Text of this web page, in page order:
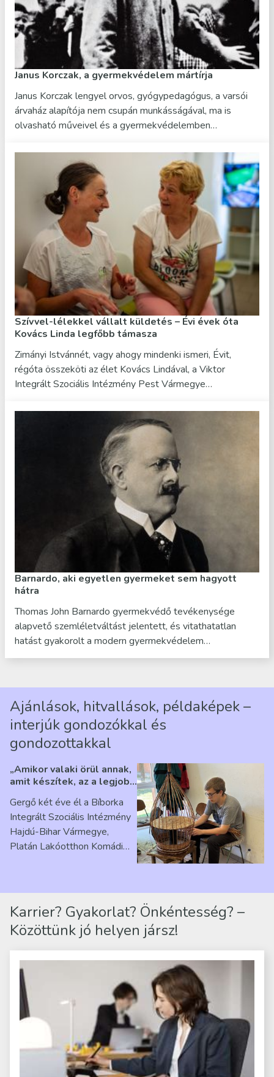
Janus Korczak, a gyermekvédelem mártírja
Janus Korczak lengyel orvos, gyógypedagógus, a varsói
árvaház alapítója nem csupán munkásságával, ma is
olvasható műveivel és a gyermekvédelemben…
Szívvel-lélekkel vállalt küldetés – Évi évek óta
Kovács Linda legfőbb támasza
Zimányi Istvánnét, vagy ahogy mindenki ismeri, Évit,
régóta összeköti az élet Kovács Lindával, a Viktor
Integrált Szociális Intézmény Pest Vármegye…
Barnardo, aki egyetlen gyermeket sem hagyott
hátra
Thomas John Barnardo gyermekvédő tevékenysége
alapvető szemléletváltást jelentett, és vitathatatlan
hatást gyakorolt a modern gyermekvédelem…
Ajánlások, hitvallások, példaképek –
interjúk gondozókkal és
gondozottakkal
„Amikor valaki örül annak,
amit készítek, az a legjobb
Ribárszky Gergő ellátottal
Gergő két éve él a Bíborka
Integrált Szociális Intézmény
Hajdú-Bihar Vármegye,
Platán Lakóotthon Komádi
Karrier? Gyakorlat? Önkéntesség? –
Közöttünk jó helyen jársz!